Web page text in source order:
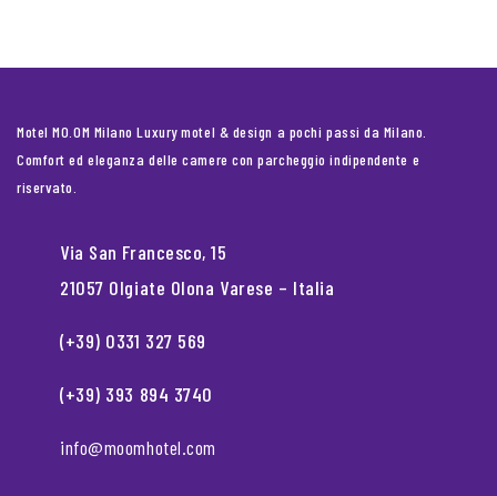
Motel MO.OM Milano Luxury motel & design a pochi passi da Milano.
Comfort ed eleganza delle camere con parcheggio indipendente e
riservato.
Via San Francesco, 15
21057 Olgiate Olona Varese – Italia
(+39) 0331 327 569
(+39) 393 894 3740
info@moomhotel.com